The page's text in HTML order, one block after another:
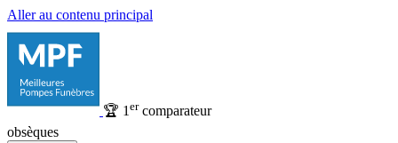
Aller au contenu principal
🏆 1 ercomparateur
obsèques